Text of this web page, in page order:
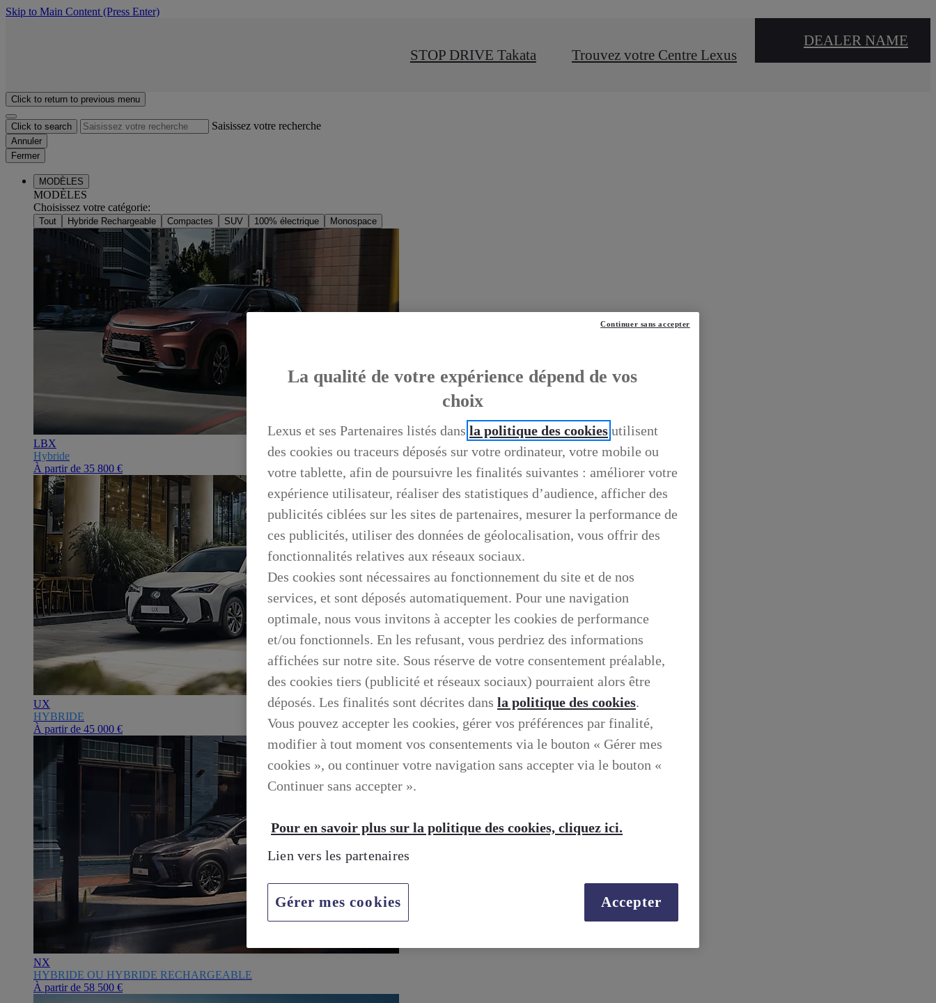
Skip to Main Content (Press Enter)
STOP DRIVE Takata Trouvez votre Centre Lexus
DEALER NAME
Click to return to previous menu
Click to search Saisissez votre recherche
Annuler
Fermer
MODÈLES
MODÈLES
Choisissez votre catégorie:
Tout Hybride Rechargeable Compactes SUV 100% électrique Monospace
LBX
Hybride
À partir de 35 800 €
UX
HYBRIDE
À partir de 45 000 €
NX
HYBRIDE OU HYBRIDE RECHARGEABLE
À partir de 58 500 €
La qualité de votre expérience dépend de vos
choix
Lexus et ses Partenaires listés dans la politique des cookies utilisent
des cookies ou traceurs déposés sur votre ordinateur, votre mobile ou
votre tablette, afin de poursuivre les finalités suivantes : améliorer votre
expérience utilisateur, réaliser des statistiques d’audience, afficher des
publicités ciblées sur les sites de partenaires, mesurer la performance de
ces publicités, utiliser des données de géolocalisation, vous offrir des
fonctionnalités relatives aux réseaux sociaux.
Des cookies sont nécessaires au fonctionnement du site et de nos
services, et sont déposés automatiquement. Pour une navigation
optimale, nous vous invitons à accepter les cookies de performance
et/ou fonctionnels. En les refusant, vous perdriez des informations
affichées sur notre site. Sous réserve de votre consentement préalable,
des cookies tiers (publicité et réseaux sociaux) pourraient alors être
déposés. Les finalités sont décrites dans la politique des cookies.
Vous pouvez accepter les cookies, gérer vos préférences par finalité,
modifier à tout moment vos consentements via le bouton « Gérer mes
cookies », ou continuer votre navigation sans accepter via le bouton «
Continuer sans accepter ».
Pour en savoir plus sur la politique des cookies, cliquez ici.
Lien vers les partenaires
Gérer mes cookies
Continuer sans accepter
Accepter